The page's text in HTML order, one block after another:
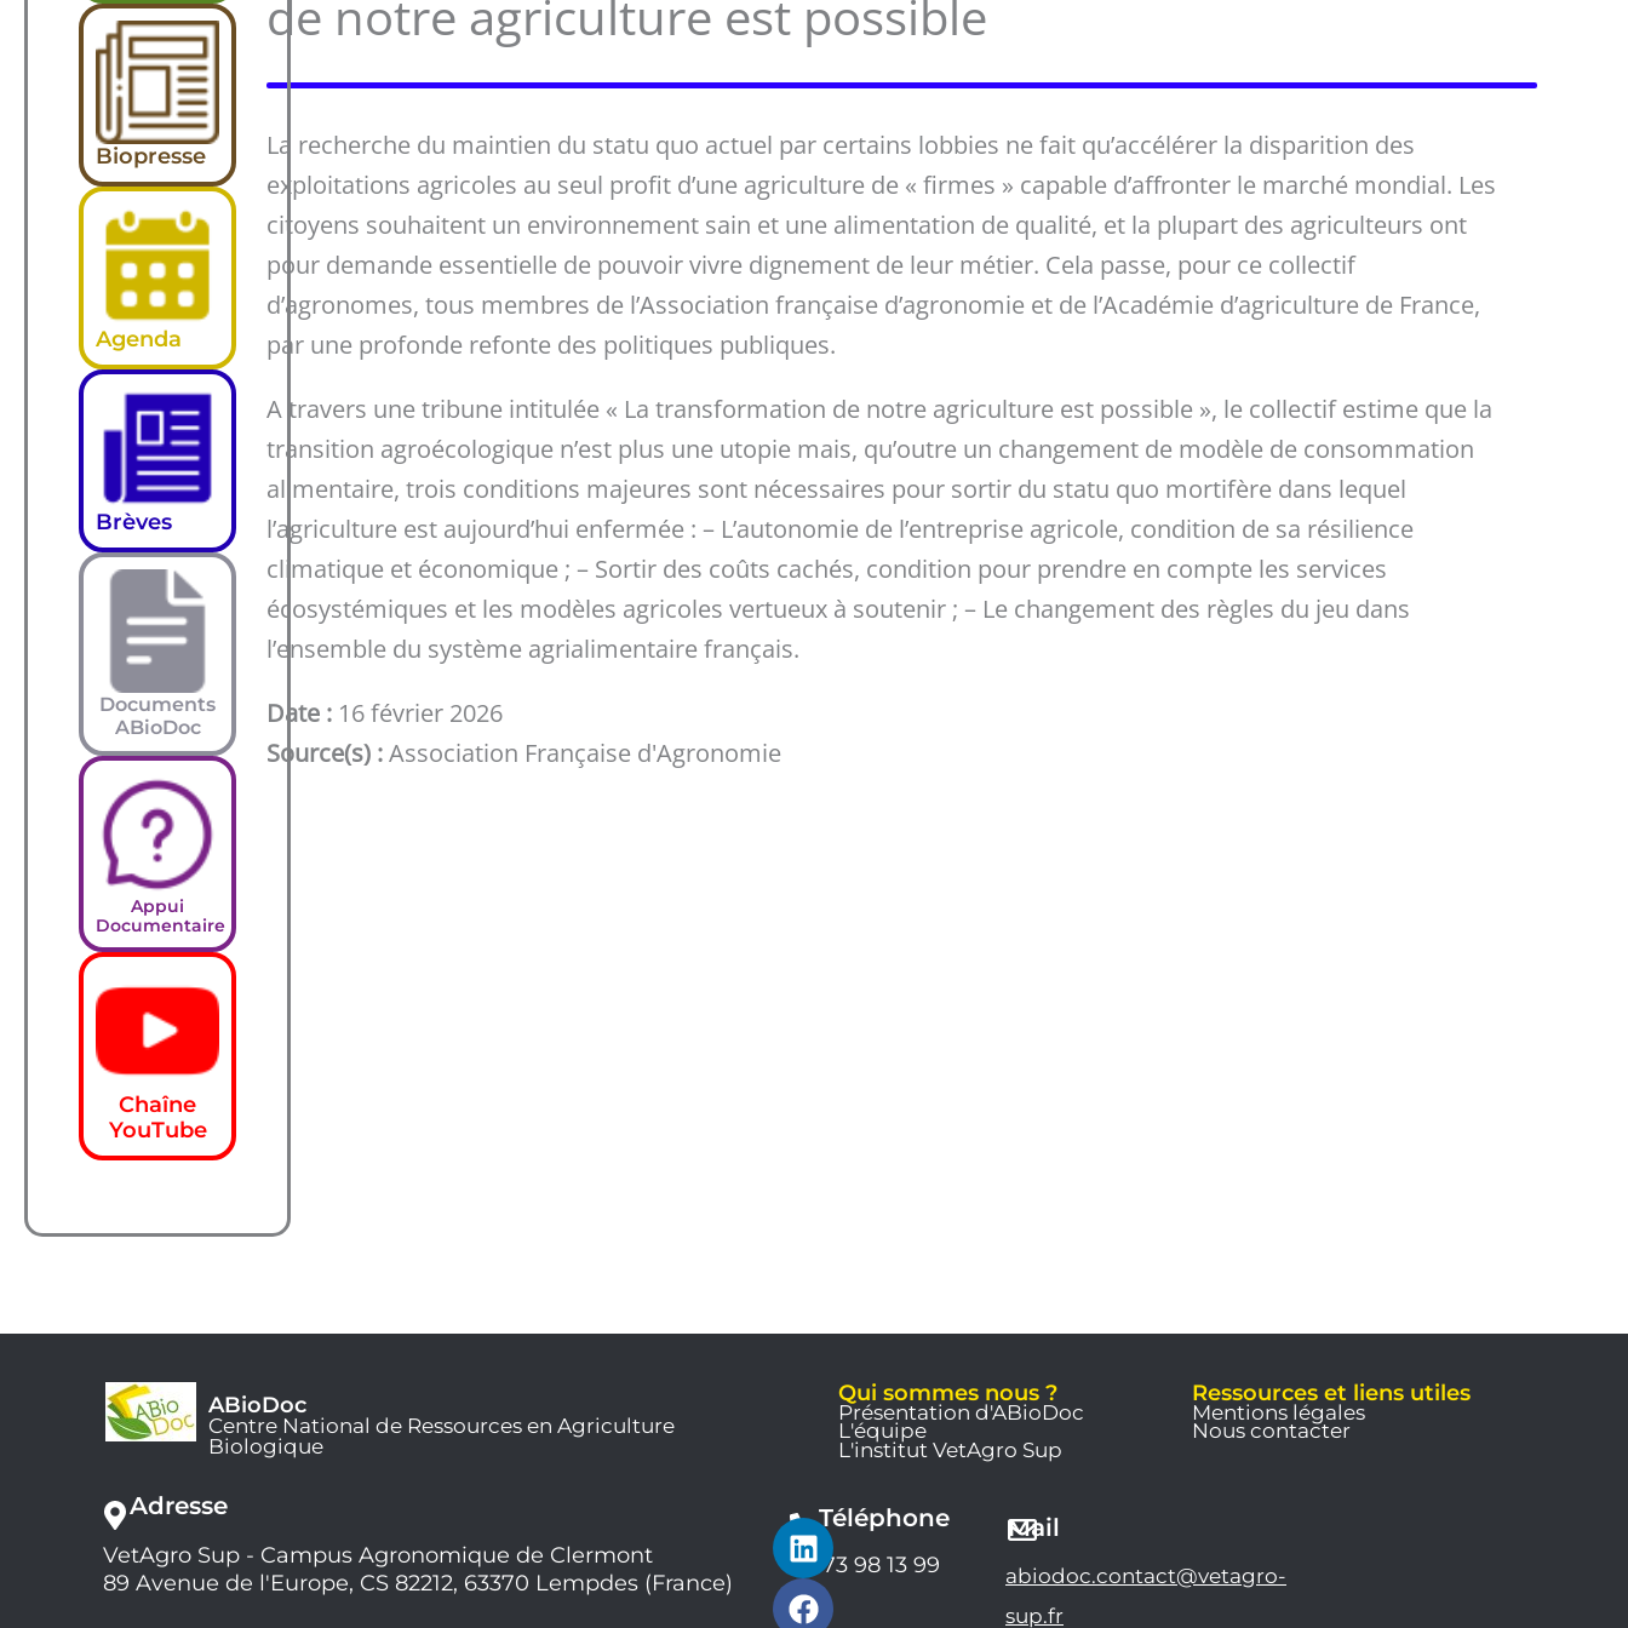
Biopresse
Agenda
Brèves
Documents
ABioDoc
Appui
Documentaire
Chaîne
YouTube
de notre agriculture est possible
La recherche du maintien du statu quo actuel par certains lobbies ne fait qu’accélérer la disparition des
exploitations agricoles au seul profit d’une agriculture de « firmes » capable d’affronter le marché mondial. Les
citoyens souhaitent un environnement sain et une alimentation de qualité, et la plupart des agriculteurs ont
pour demande essentielle de pouvoir vivre dignement de leur métier. Cela passe, pour ce collectif
d’agronomes, tous membres de l’Association française d’agronomie et de l’Académie d’agriculture de France,
par une profonde refonte des politiques publiques.
A travers une tribune intitulée « La transformation de notre agriculture est possible », le collectif estime que la
transition agroécologique n’est plus une utopie mais, qu’outre un changement de modèle de consommation
alimentaire, trois conditions majeures sont nécessaires pour sortir du statu quo mortifère dans lequel
l’agriculture est aujourd’hui enfermée : – L’autonomie de l’entreprise agricole, condition de sa résilience
climatique et économique ; – Sortir des coûts cachés, condition pour prendre en compte les services
écosystémiques et les modèles agricoles vertueux à soutenir ; – Le changement des règles du jeu dans
l’ensemble du système agrialimentaire français.
Date : 16 février 2026
Source(s) :Association Française d'Agronomie
ABioDoc
Centre National de Ressources en Agriculture
Biologique
Adresse
VetAgro Sup - Campus Agronomique de Clermont
89 Avenue de l'Europe, CS 82212, 63370 Lempdes (France)
Téléphone
04 73 98 13 99
Mail
abiodoc.contact@vetagro-
sup.fr
L
i
n
F
a
c
Y
o
u
Qui sommes nous ?
Présentation d'ABioDoc
L'équipe
L'institut VetAgro Sup
Ressources et liens utiles
Mentions légales
Nous contacter